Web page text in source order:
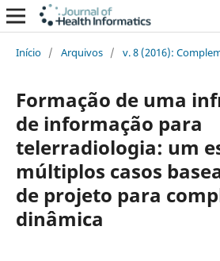
Início / Arquivos / v. 8 (2016):
Formação de uma
de informação para
telerradiologia: um
múltiplos casos
de projeto para
dinâmica